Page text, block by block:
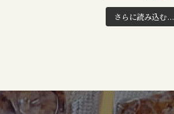
さらに読み込む...